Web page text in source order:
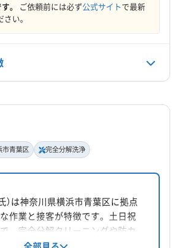
。 ご依頼前には必ず公式サイトで最新
い。
区広野6-5-16
静岡市葵区
静岡市駿河区
市青葉区 完全分解洗浄
）は神奈川県横浜市青葉区に拠点
作業と接客が特徴です。土日祝
、完全分解クリーニングや防カ
ィングも提供。大手での経験を